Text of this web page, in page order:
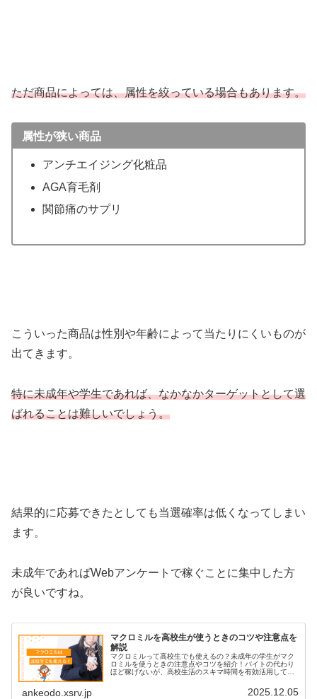
ただ商品によっては、属性を絞っている場合もあります。
属性が狭い商品
アンチエイジング化粧品
AGA育毛剤
関節痛のサプリ
こういった商品は性別や年齢によって当たりにくいものが
出てきます。
特に未成年や学生であれば、なかなかターゲットとして選
ばれることは難しいでしょう。
結果的に応募できたとしても当選確率は低くなってしまい
ます。
未成年であればWebアンケートで稼ぐことに集中した方
が良いですね。
マクロミルを高校生が使うときのコツや注意点を
解説
マクロミルって高校生でも使えるの？未成年の学生がマク
ロミルを使うときの注意点やコツを紹介！バイトの代わり
ほど稼げないが、高校生活のスキマ時間を有効活用してお
ankeodo.xsrv.jp 2025.12.05